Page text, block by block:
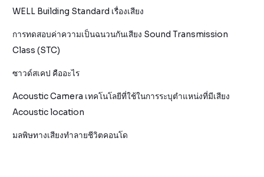
WELL Building Standard เรื่องเสียง
การทดสอบค่าความเป็นฉนวนกันเสียง Sound Transmission
Class (STC)
ซาวด์สเคป คืออะไร
Acoustic Camera เทคโนโลยีที่ใช้ในการระบุตำแหน่งที่มีเสียง
Acoustic location
มลพิษทางเสียงทำลายชีวิตคอนโด